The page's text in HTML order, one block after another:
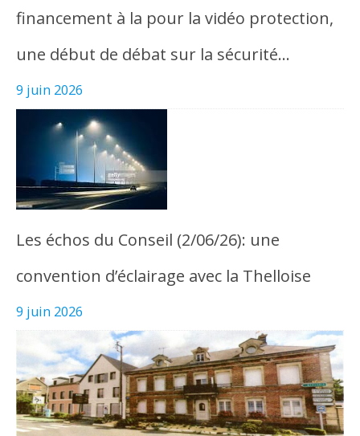
financement à la pour la vidéo protection,
une début de débat sur la sécurité…
9 juin 2026
Les échos du Conseil (2/06/26): une
convention d’éclairage avec la Thelloise
9 juin 2026